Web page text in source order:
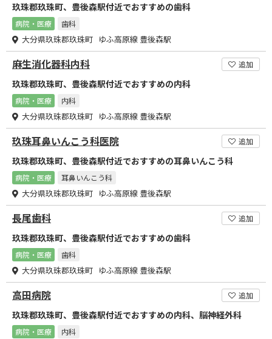
玖珠郡玖珠町、豊後森駅付近でおすすめの歯科
病院・医療 歯科
大分県玖珠郡玖珠町 ゆふ高原線 豊後森駅
麻生消化器科内科 追加
玖珠郡玖珠町、豊後森駅付近でおすすめの内科
病院・医療 内科
大分県玖珠郡玖珠町 ゆふ高原線 豊後森駅
玖珠耳鼻いんこう科医院 追加
玖珠郡玖珠町、豊後森駅付近でおすすめの耳鼻いんこう科
病院・医療 耳鼻いんこう科
大分県玖珠郡玖珠町 ゆふ高原線 豊後森駅
長尾歯科 追加
玖珠郡玖珠町、豊後森駅付近でおすすめの歯科
病院・医療 歯科
大分県玖珠郡玖珠町 ゆふ高原線 豊後森駅
高田病院 追加
玖珠郡玖珠町、豊後森駅付近でおすすめの内科、脳神経外科
病院・医療 内科